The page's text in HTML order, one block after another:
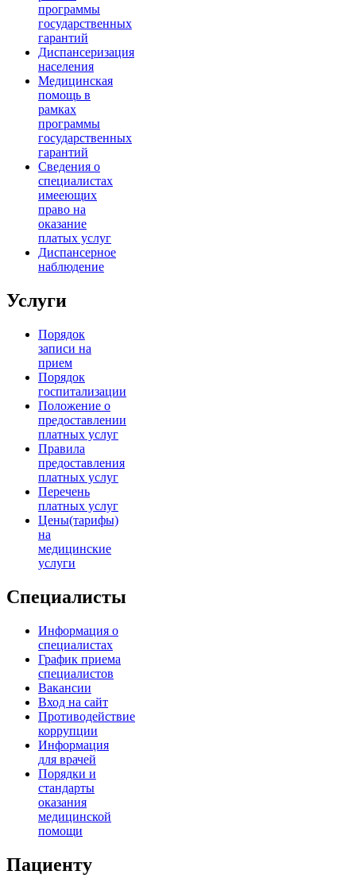
программы
государственных
гарантий
Диспансеризация
населения
Медицинская
помощь в
рамках
программы
государственных
гарантий
Сведения о
специалистах
имееющих
право на
оказание
платых услуг
Диспансерное
наблюдение
Услуги
Порядок
записи на
прием
Порядок
госпитализации
Положение о
предоставлении
платных услуг
Правила
предоставления
платных услуг
Перечень
платных услуг
Цены(тарифы)
на
медицинские
услуги
Специалисты
Информация о
специалистах
График приема
специалистов
Вакансии
Вход на сайт
Противодействие
коррупции
Информация
для врачей
Порядки и
стандарты
оказания
медицинской
помощи
Пациенту